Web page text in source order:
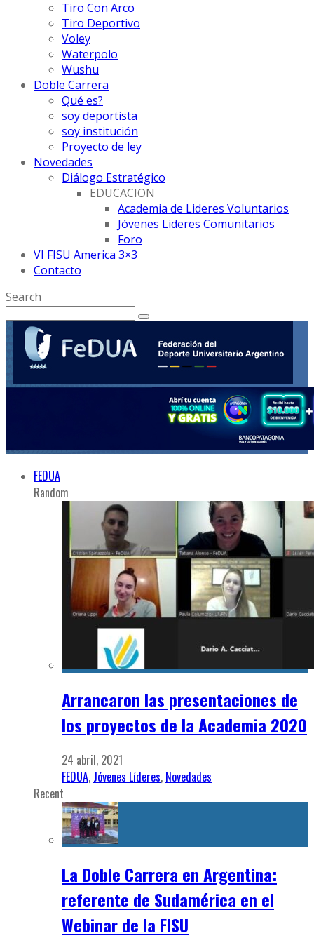
Tiro Con Arco
Tiro Deportivo
Voley
Waterpolo
Wushu
Doble Carrera
Qué es?
soy deportista
soy institución
Proyecto de ley
Novedades
Diálogo Estratégico
EDUCACION
Academia de Lideres Voluntarios
Jóvenes Lideres Comunitarios
Foro
VI FISU America 3×3
Contacto
Search
FEDUA
Random
Arrancaron las presentaciones de
los proyectos de la Academia 2020
24 abril, 2021
FEDUA, Jóvenes Líderes, Novedades
Recent
La Doble Carrera en Argentina:
referente de Sudamérica en el
Webinar de la FISU